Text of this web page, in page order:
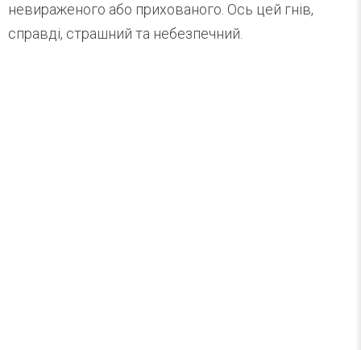
невираженого або прихованого. Ось цей гнів,
справді, страшний та небезпечний.